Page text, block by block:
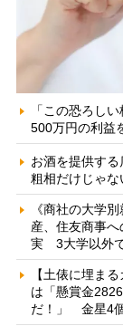
「この恐ろし
500万円の利益
お酒を提供す
粗相だけじゃな
《商社の大学
産、住友商事
実 3大学以外
【土俵に埋ま
は「懸賞金
だ！」 金星4